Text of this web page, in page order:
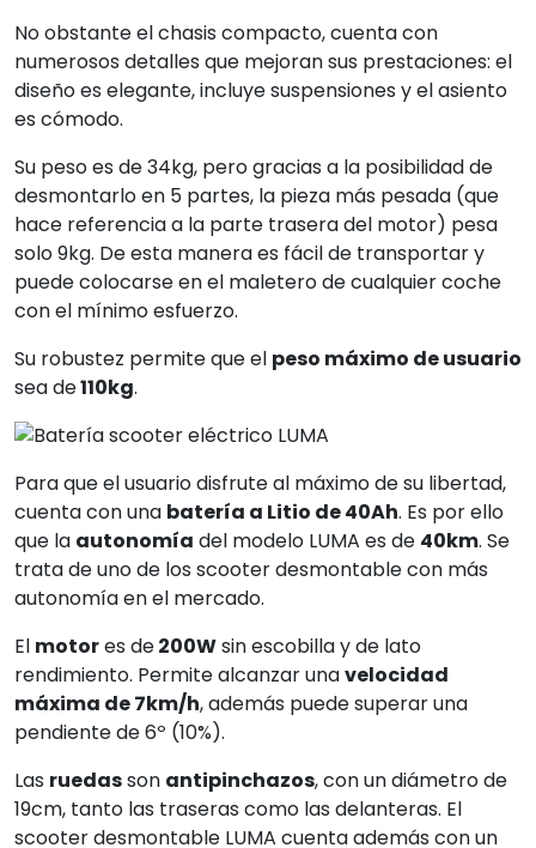
No obstante el chasis compacto, cuenta con
numerosos detalles que mejoran sus prestaciones: el
diseño es elegante, incluye suspensiones y el asiento
es cómodo.
Su peso es de 34kg, pero gracias a la posibilidad de
desmontarlo en 5 partes, la pieza más pesada (que
hace referencia a la parte trasera del motor) pesa
solo 9kg. De esta manera es fácil de transportar y
puede colocarse en el maletero de cualquier coche
con el mínimo esfuerzo.
Su robustez permite que el peso máximo de usuario
sea de110kg.
Para que el usuario disfrute al máximo de su libertad,
cuenta con una batería a Litio de 40Ah. Es por ello
que la autonomía del modelo LUMA es de 40km. Se
trata de uno de los scooter desmontable con más
autonomía en el mercado.
El motores de200Wsin escobilla y de lato
rendimiento. Permite alcanzar unavelocidad
máxima de 7km/h, además puede superar una
pendiente de 6º (10%).
Las ruedasson antipinchazos, con un diámetro de
19cm, tanto las traseras como las delanteras. El
scooter desmontable LUMA cuenta además con un